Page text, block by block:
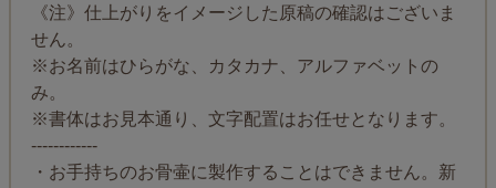
《注》仕上がりをイメージした原稿の確認はございま
せん。
※お名前はひらがな、カタカナ、アルファベットの
み。
※書体はお見本通り、文字配置はお任せとなります。
------------
・お手持ちのお骨壷に製作することはできません。新